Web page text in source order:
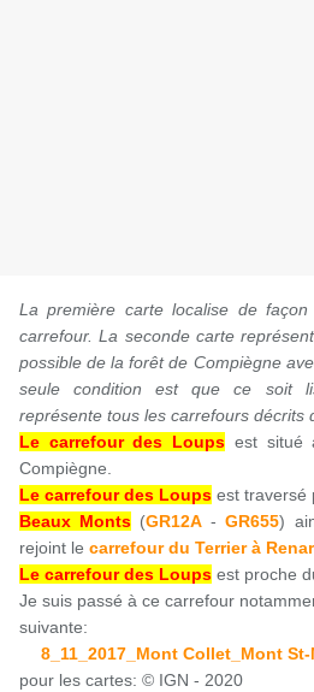
La première carte localise de
carrefour. La seconde carte
possible de la forêt de Compiègne
seule condition est que ce soit
représente tous les carrefours décrits
Le carrefour des Loups est situé
Compiègne.
Le carrefour des Loups est traversé
Beaux Monts (GR12A -GR655)
rejoint le carrefour du Terrier à
Le carrefour des Loups est proche
Je suis passé à ce carrefour
suivante:
8_11_2017_Mont Collet_Mont
pour les cartes: © IGN - 2020